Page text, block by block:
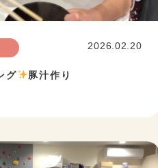
2026.02.20
グ 豚汁作り